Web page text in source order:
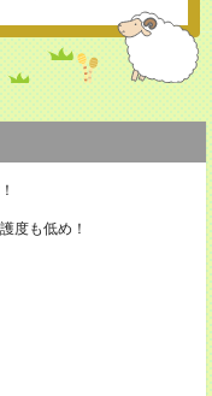
度も低め！